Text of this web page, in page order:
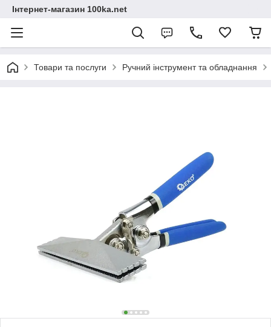
Інтернет-магазин 100ka.net
Товари та послуги Ручний інструмент та обладнання